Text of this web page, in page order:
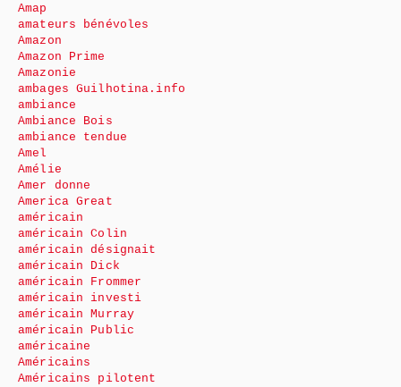
Amap
amateurs bénévoles
Amazon
Amazon Prime
Amazonie
ambages Guilhotina.info
ambiance
Ambiance Bois
ambiance tendue
Amel
Amélie
Amer donne
America Great
américain
américain Colin
américain désignait
américain Dick
américain Frommer
américain investi
américain Murray
américain Public
américaine
Américains
Américains pilotent